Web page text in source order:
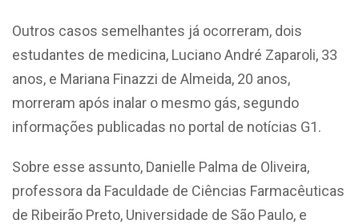
Outros casos semelhantes já ocorreram, dois
estudantes de medicina, Luciano André Zaparoli, 33
anos, e Mariana Finazzi de Almeida, 20 anos,
morreram após inalar o mesmo gás, segundo
informações publicadas no portal de notícias G1.
Sobre esse assunto, Danielle Palma de Oliveira,
professora da Faculdade de Ciências Farmacêuticas
de Ribeirão Preto, Universidade de São Paulo, e